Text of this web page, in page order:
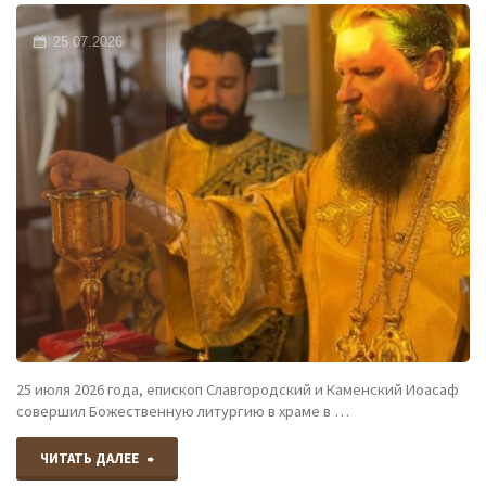
и
Каменский,
совершил
Всенощное
бдение
в
храме
апостолов
и
Павла
25.07.2026
25 июля 2026 года, епископ Славгородский и Каменский Иоасаф
совершил Божественную литургию в храме в …
ЧИТАТЬ ДАЛЕЕ "Епископ